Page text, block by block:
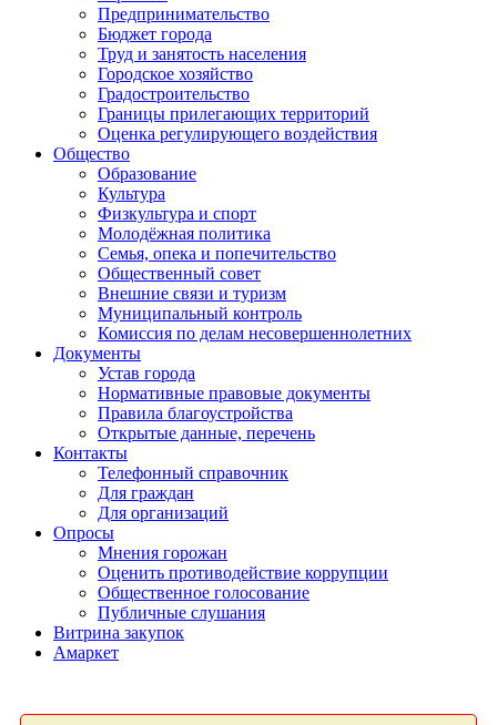
Предпринимательство
Бюджет города
Труд и занятость населения
Городское хозяйство
Градостроительство
Границы прилегающих территорий
Оценка регулирующего воздействия
Общество
Образование
Культура
Физкультура и спорт
Молодёжная политика
Семья, опека и попечительство
Общественный совет
Внешние связи и туризм
Муниципальный контроль
Комиссия по делам несовершеннолетних
Документы
Устав города
Нормативные правовые документы
Правила благоустройства
Открытые данные, перечень
Контакты
Телефонный справочник
Для граждан
Для организаций
Опросы
Мнения горожан
Оценить противодействие коррупции
Общественное голосование
Публичные слушания
Витрина закупок
Амаркет